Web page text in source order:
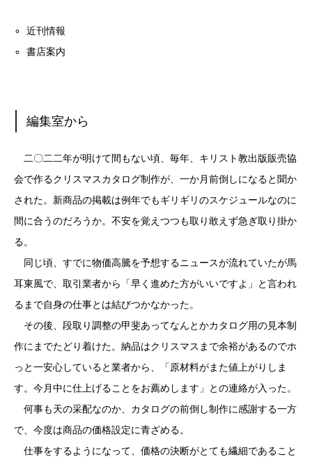
近刊情報
書店案内
編集室から
二〇二二年が明けて間もない頃、毎年、キリスト教出版販売協
会で作るクリスマスカタログ制作が、一か月前倒しになると聞か
された。新商品の掲載は例年でもギリギリのスケジュールなのに
間に合うのだろうか。不安を覚えつつも取り敢えず急ぎ取り掛か
る。
同じ頃、すでに物価高騰を予想するニュースが流れていたが馬
耳東風で、取引業者から「早く進めた方がいいですよ」と言われ
るまで自身の仕事とは結びつかなかった。
その後、段取り調整の甲斐あってなんとかカタログ用の見本制
作にまでたどり着けた。納品はクリスマスまで余裕があるのでホ
っと一安心していると業者から、「原材料がまた値上がりしま
す。今月中に仕上げることをお薦めします」との連絡が入った。
何事も天の采配なのか、カタログの前倒し制作に感謝する一方
で、今度は商品の価格設定に青ざめる。
仕事をするようになって、価格の決断がとても繊細であること